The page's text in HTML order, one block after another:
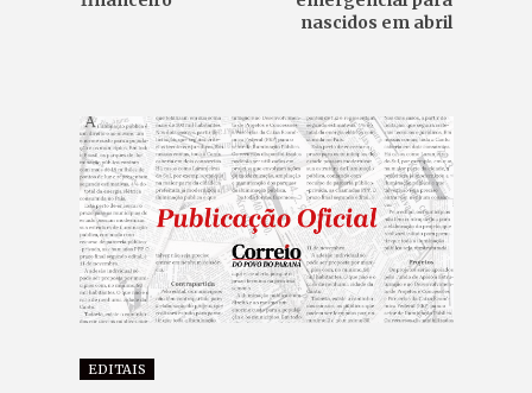
nascidos em abril
EDITAIS